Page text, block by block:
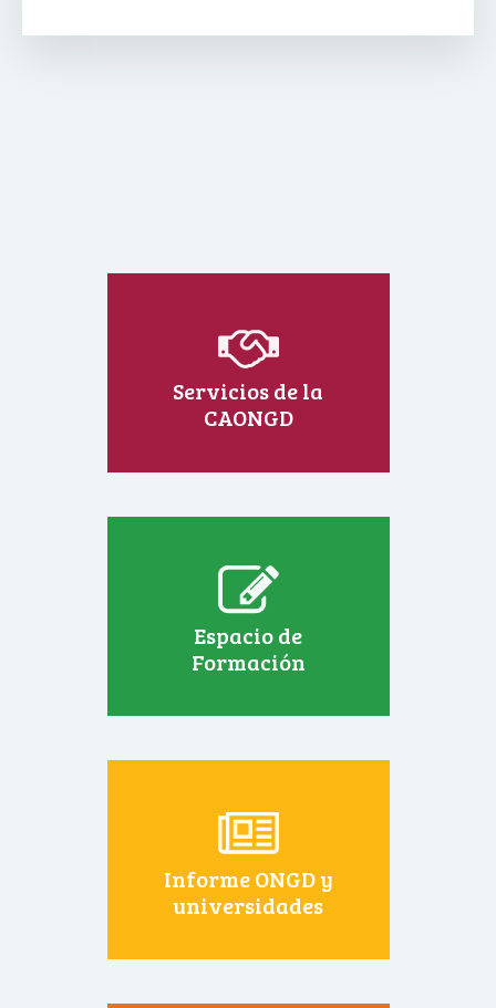
Servicios de la
CAONGD
Espacio de
Formación
Informe ONGD y
universidades